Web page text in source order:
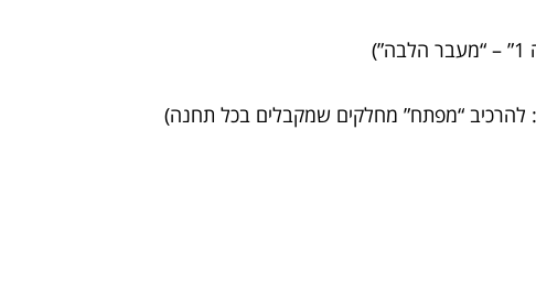
להרכיב “מפתח” מחלקים שמקבלים בכל תחנה)